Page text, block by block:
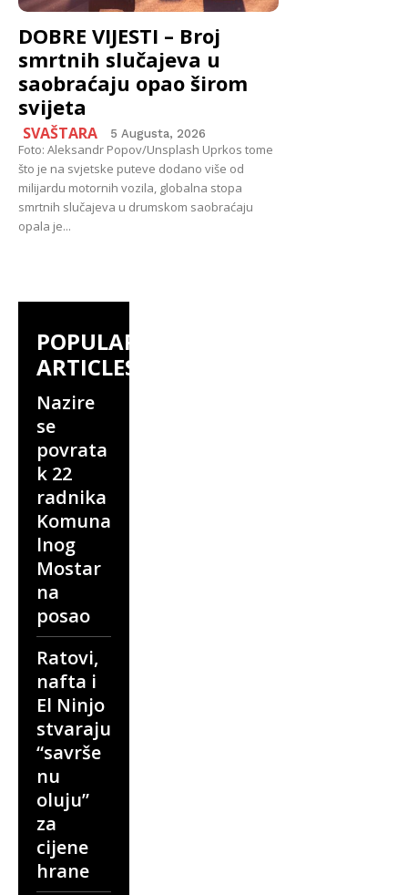
DOBRE VIJESTI – Broj
smrtnih slučajeva u
saobraćaju opao širom
svijeta
SVAŠTARA 5 Augusta, 2026
Foto: Aleksandr Popov/Unsplash Uprkos tome
što je na svjetske puteve dodano više od
milijardu motornih vozila, globalna stopa
smrtnih slučajeva u drumskom saobraćaju
opala je...
POPULAR
ARTICLES
Nazire
se
povrata
k 22
radnika
Komuna
lnog
Mostar
na
posao
Ratovi,
nafta i
El Ninjo
stvaraju
“savrše
nu
oluju”
za
cijene
hrane